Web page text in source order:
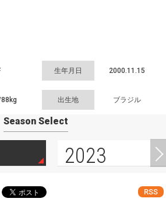
生年月日 2000.11.15
88kg 出生地 ブラジル
Season Select
2023
RSS